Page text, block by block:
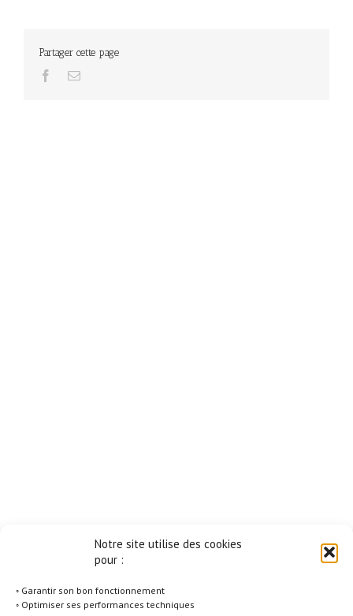
Notre site utilise des cookies
pour :
◦ Garantir son bon fonctionnement
◦ Optimiser ses performances techniques
Partager cette page